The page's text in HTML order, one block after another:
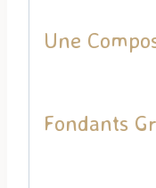
Une
Fondants